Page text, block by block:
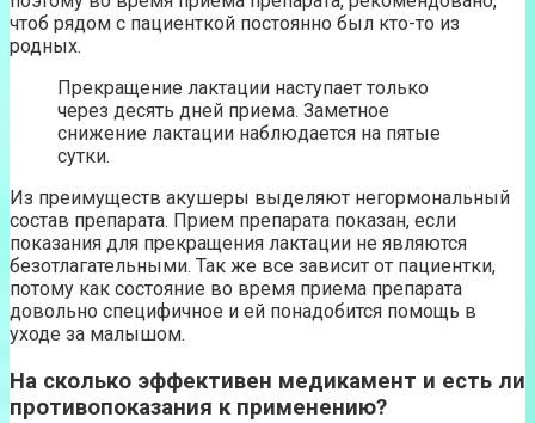
чтоб рядом с пациенткой постоянно был кто-то из
родных.
Прекращение лактации наступает только
через десять дней приема. Заметное
снижение лактации наблюдается на пятые
сутки.
Из преимуществ акушеры выделяют негормональный
состав препарата. Прием препарата показан, если
показания для прекращения лактации не являются
безотлагательными. Так же все зависит от пациентки,
потому как состояние во время приема препарата
довольно специфичное и ей понадобится помощь в
уходе за малышом.
На сколько эффективен медикамент и есть ли
противопоказания к применению?